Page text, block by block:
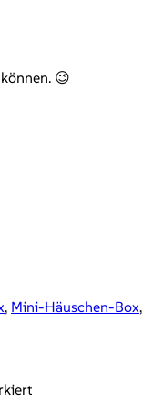
😉
, Mini-Häuschen-Box,